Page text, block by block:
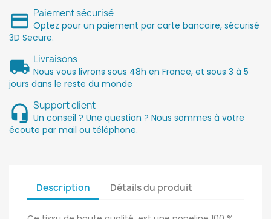
Paiement sécurisé
Optez pour un paiement par carte bancaire, sécurisé
3D Secure.
Livraisons
Nous vous livrons sous 48h en France, et sous 3 à 5
jours dans le reste du monde
Support client
Un conseil ? Une question ? Nous sommes à votre
écoute par mail ou téléphone.
Description Détails du produit